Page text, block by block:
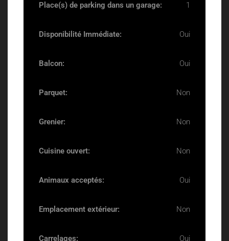
Place(s) de parking dans un garage: 1
Disponibilité Immédiate: Oui
Balcon: Oui
Parquet: Non
Grenier: Non
Cuisine ouvert: Non
Animaux acceptés: Oui
Emplacement extérieur: Non
Carrelages: Oui